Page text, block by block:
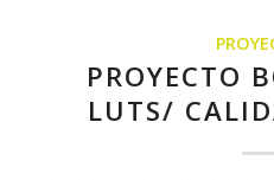
PROYECTO
LUTS/